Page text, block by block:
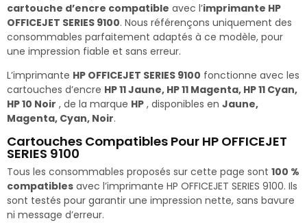
cartouche d’encre compatible avec l’imprimante HP
OFFICEJET SERIES 9100. Nous référençons uniquement des
consommables parfaitement adaptés à ce modèle, pour
une impression fiable et sans erreur.
L’imprimante HP OFFICEJET SERIES 9100 fonctionne avec les
cartouches d’encre HP 11 Jaune, HP 11 Magenta, HP 11 Cyan,
HP 10 Noir , de la marque HP , disponibles en Jaune,
Magenta, Cyan, Noir.
Cartouches Compatibles Pour HP OFFICEJET
SERIES 9100
Tous les consommables proposés sur cette page sont 100 %
compatibles avec l’imprimante HP OFFICEJET SERIES 9100. Ils
sont testés pour garantir une impression nette, sans bavure
ni message d’erreur.